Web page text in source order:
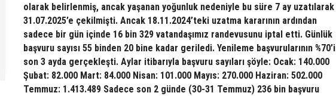
olarak belirlenmiş, ancak yaşanan yoğunluk nedeniyle bu süre 7 ay uzatılarak
31.07.2025’e çekilmişti. Ancak 18.11.2024’teki uzatma kararının ardından
sadece bir gün içinde 16 bin 329 vatandaşımız randevusunu iptal etti. Günlük
başvuru sayısı 55 binden 20 bine kadar geriledi. Yenileme başvurularının %70’i
son 3 ayda gerçekleşti. Aylar itibarıyla başvuru sayıları şöyle: Ocak: 140.000
Şubat: 82.000 Mart: 84.000 Nisan: 101.000 Mayıs: 270.000 Haziran: 502.000
Temmuz: 1.413.489 Sadece son 2 günde (30-31 Temmuz) 236 bin başvuru